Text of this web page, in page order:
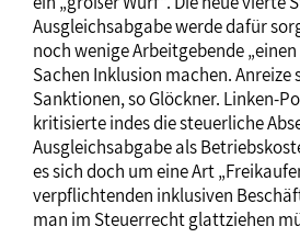
Ausgleichsabgabe werde dafür
noch wenige Arbeitgebende
Sachen Inklusion machen. Anreize
Sanktionen, so Glöckner. Linken-
kritisierte indes die steuerliche
Ausgleichsabgabe als
es sich doch um eine Art
verpflichtenden inklusiven
man im Steuerrecht glattziehen